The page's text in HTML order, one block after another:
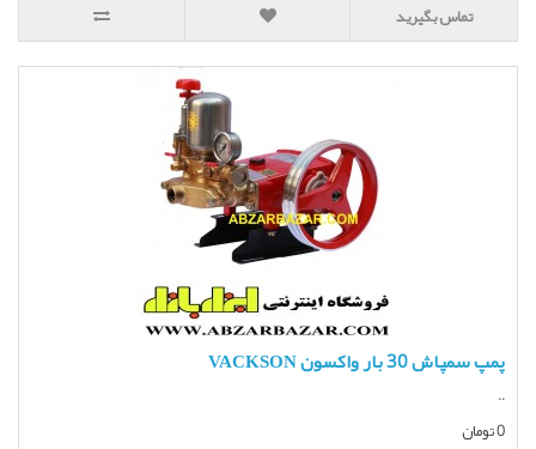
تماس بگیرید
پمپ سمپاش 30 بار واکسون VACKSON
..
0 تومان